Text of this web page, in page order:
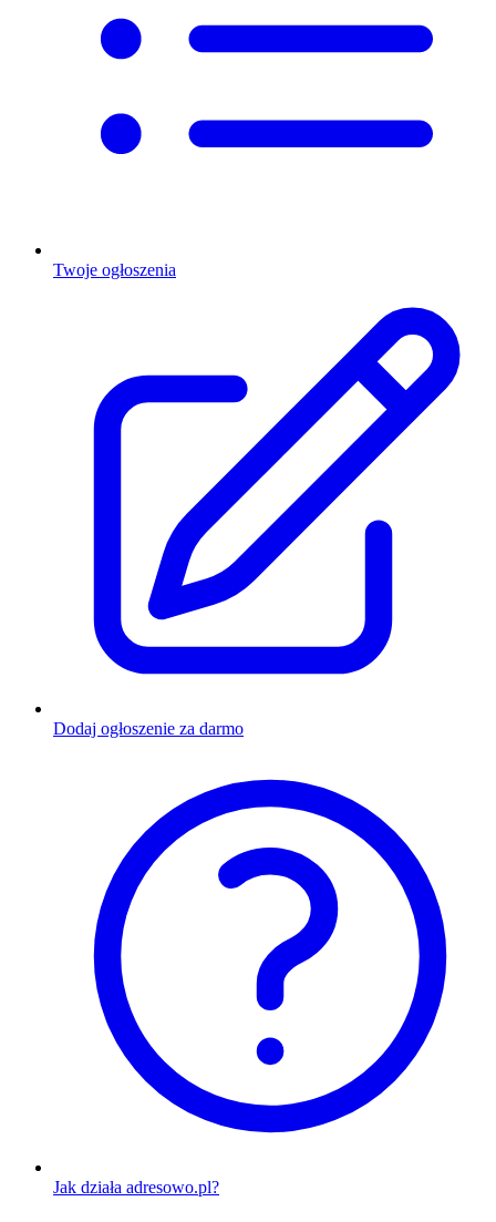
Twoje ogłoszenia
Dodaj ogłoszenie za darmo
Jak działa adresowo.pl?